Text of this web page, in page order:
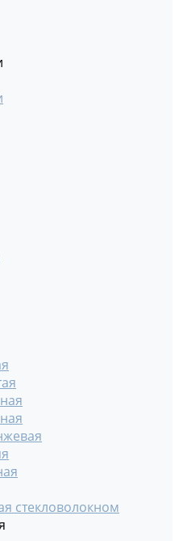
стекловолокном